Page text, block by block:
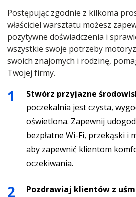
Postępując zgodnie z kilkoma
właściciel warsztatu możesz
pozytywne doświadczenia i
wszystkie swoje potrzeby
swoich znajomych i rodzinę,
Twojej firmy.
Stwórz przyjazne
poczekalnia jest czysta,
oświetlona. Zapewnij
bezpłatne Wi-Fi, przekąski i
aby zapewnić klientom
oczekiwania.
Pozdrawiaj klientów z